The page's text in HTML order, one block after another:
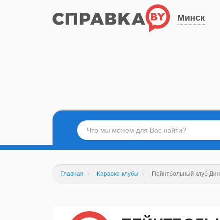
Минск
Главная Караоке-клубы Пейнтбольный клуб